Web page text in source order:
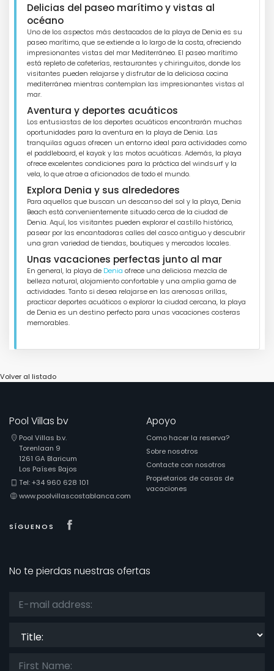
Delicias del paseo marítimo y vistas al
océano
Uno de los aspectos más destacados de la playa de Denia es su
paseo marítimo, que se extiende a lo largo de la costa, ofreciendo
impresionantes vistas del mar Mediterráneo. El paseo marítimo
está repleto de cafeterías, restaurantes y chiringuitos, donde los
visitantes pueden relajarse y disfrutar de la deliciosa cocina
mediterránea mientras contemplan las impresionantes vistas al
mar.
Aventura y deportes acuáticos
Los entusiastas de los deportes acuáticos encontrarán muchas
oportunidades para la aventura en la playa de Denia. Las
tranquilas aguas ofrecen un entorno ideal para actividades como
el paddleboard, el kayak y las motos acuáticas. Además, la playa
ofrece excelentes condiciones para la práctica del windsurf y la
vela, lo que atrae a aficionados de todo el mundo.
Explora Denia y sus alrededores
Para aquellos que buscan un descanso del sol y la playa, Denia
Beach está convenientemente situado cerca de la ciudad de
Denia. Aquí, los visitantes pueden explorar el castillo histórico,
pasear por las encantadoras calles del casco antiguo y descubrir
una gran variedad de tiendas, boutiques y mercados locales.
Unas vacaciones perfectas junto al mar
En general, la playa de Denia ofrece una deliciosa mezcla de
belleza natural, alojamiento confortable y una amplia gama de
actividades. Tanto si desea relajarse en las arenosas orillas,
practicar deportes acuáticos o explorar la ciudad cercana, la playa
de Denia es un destino perfecto para unas vacaciones costeras
memorables.
Volver al listado
Pool Villas bv
Pool Villas b.v.
Torenlaan 9
1261 GA Blaricum
Los Países Bajos
Tel: +34 960 628 101
www.poolvillascostablanca.com
SÍGUENOS
Apoyo
Como hacer la reserva?
Sobre nosotros
Contacte con nosotros
Propietarios de casas de
vacaciones
No te pierdas nuestras ofertas